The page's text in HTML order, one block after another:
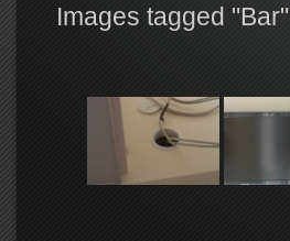
Images tagged "Bar"